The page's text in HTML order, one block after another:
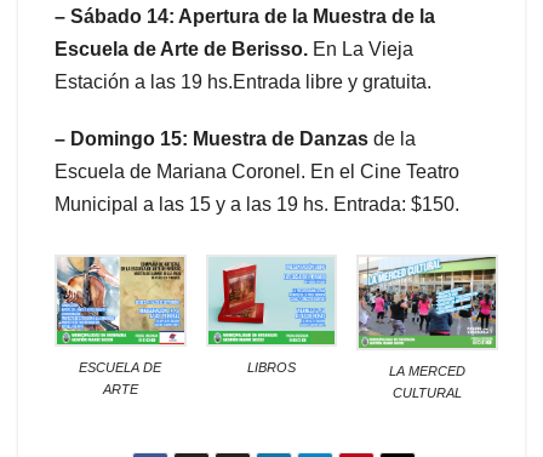
– Sábado 14: Apertura de la Muestra de la
Escuela de Arte de Berisso. En La Vieja
Estación a las 19 hs.Entrada libre y gratuita.
– Domingo 15: Muestra de Danzas de la
Escuela de Mariana Coronel. En el Cine Teatro
Municipal a las 15 y a las 19 hs. Entrada: $150.
ESCUELA DE
ARTE
LIBROS
LA MERCED
CULTURAL